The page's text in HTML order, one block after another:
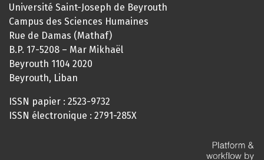
Université Saint-Joseph de Beyrouth
Campus des Sciences Humaines
Rue de Damas (Mathaf)
B.P. 17-5208 – Mar Mikhaël
Beyrouth 1104 2020
Beyrouth, Liban
ISSN papier : 2523-9732
ISSN électronique : 2791-285X